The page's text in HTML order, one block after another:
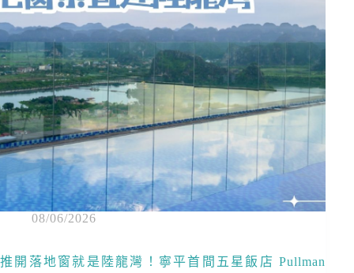
08/06/2026
推開落地窗就是陸龍灣！寧平首間五星飯店 Pullman